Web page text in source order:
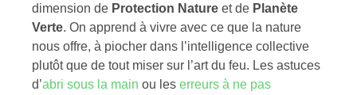
dimension de Protection Nature et de Planète
Verte. On apprend à vivre avec ce que la nature
nous offre, à piocher dans l’intelligence collective
plutôt que de tout miser sur l’art du feu. Les astuces
d’abri sous la main ou les erreurs à ne pas